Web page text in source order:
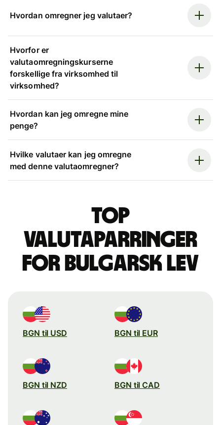
Hvordan omregner jeg valutaer?
Hvorfor er
valutaomregningskurserne
forskellige fra virksomhed til
virksomhed?
Hvordan kan jeg omregne mine
penge?
Hvilke valutaer kan jeg omregne
med denne valutaomregner?
Top
valutaparringer
for bulgarsk lev
BGN til USD BGN til EUR
BGN til NZD BGN til CAD